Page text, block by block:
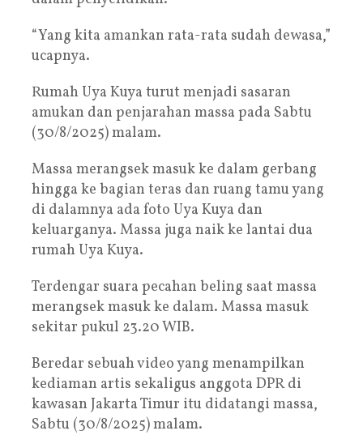
“Yang kita amankan rata-rata sudah dewasa,”
ucapnya.
Rumah Uya Kuya turut menjadi sasaran
amukan dan penjarahan massa pada Sabtu
(30/8/2025) malam.
Massa merangsek masuk ke dalam gerbang
hingga ke bagian teras dan ruang tamu yang
di dalamnya ada foto Uya Kuya dan
keluarganya. Massa juga naik ke lantai dua
rumah Uya Kuya.
Terdengar suara pecahan beling saat massa
merangsek masuk ke dalam. Massa masuk
sekitar pukul 23.20 WIB.
Beredar sebuah video yang menampilkan
kediaman artis sekaligus anggota DPR di
kawasan Jakarta Timur itu didatangi massa,
Sabtu (30/8/2025) malam.